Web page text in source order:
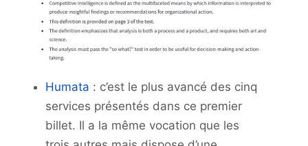
Humata : c’est le plus avancé des cinq
services présentés dans ce premier
billet. Il a la même vocation que les